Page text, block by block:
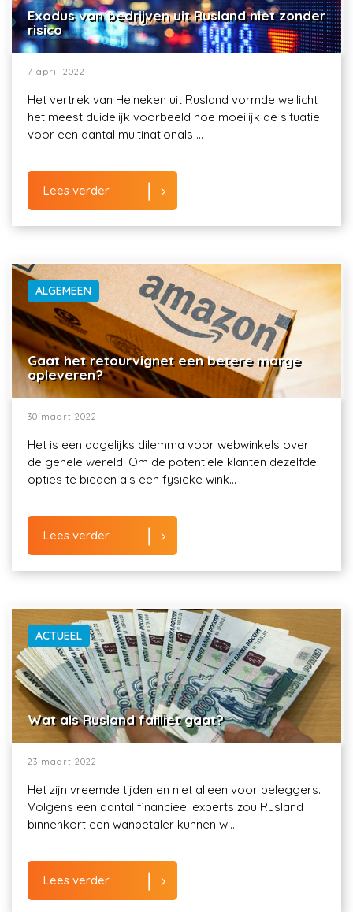
Exodus van bedrijven uit Rusland niet zonder
risico
7 april 2022
Het vertrek van Heineken uit Rusland vormde wellicht
het meest duidelijk voorbeeld hoe moeilijk de situatie
voor een aantal multinationals ...
Lees verder
ALGEMEEN
Gaat het retourvignet een betere marge
opleveren?
30 maart 2022
Het is een dagelijks dilemma voor webwinkels over
de gehele wereld. Om de potentiële klanten dezelfde
opties te bieden als een fysieke wink...
Lees verder
ACTUEEL
Wat als Rusland failliet gaat?
23 maart 2022
Het zijn vreemde tijden en niet alleen voor beleggers.
Volgens een aantal financieel experts zou Rusland
binnenkort een wanbetaler kunnen w...
Lees verder